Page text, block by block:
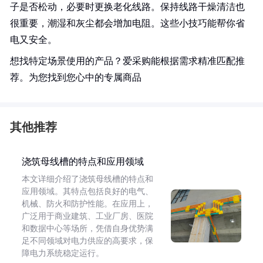
子是否松动，必要时更换老化线路。保持线路干燥清洁也
很重要，潮湿和灰尘都会增加电阻。这些小技巧能帮你省
电又安全。
想找特定场景使用的产品？爱采购能根据需求精准匹配推
荐。为您找到您心中的专属商品
其他推荐
浇筑母线槽的特点和应用领域
本文详细介绍了浇筑母线槽的特点和
应用领域。其特点包括良好的电气、
机械、防火和防护性能。在应用上，
广泛用于商业建筑、工业厂房、医院
和数据中心等场所，凭借自身优势满
足不同领域对电力供应的高要求，保
障电力系统稳定运行。